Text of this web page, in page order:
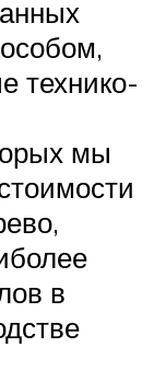
технико-
мы
в